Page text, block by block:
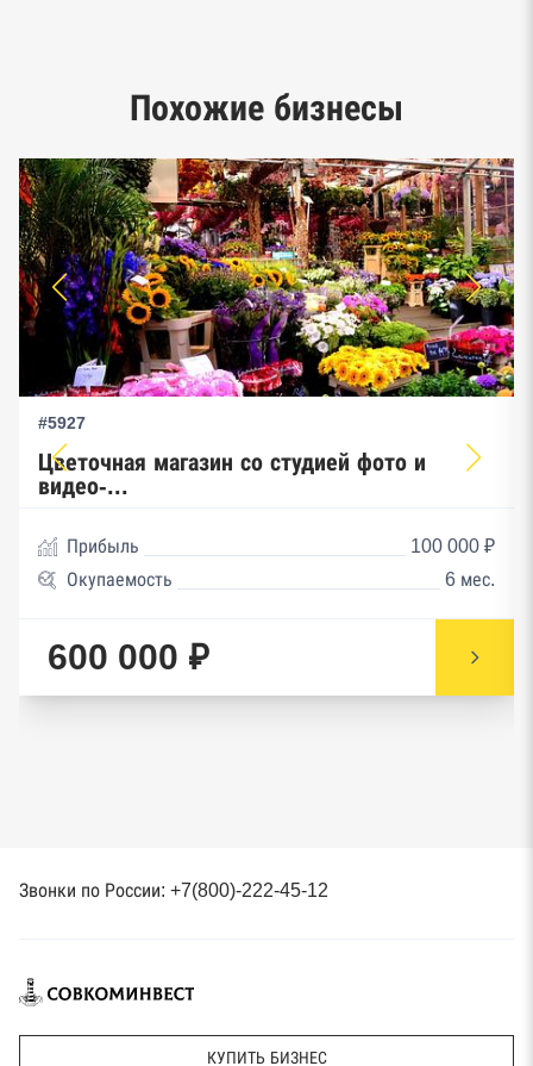
предпринимательства ФНС
Похожие бизнесы
#5927
Цветочная магазин со студией фото и
видео-...
Прибыль
100 000 ₽
Окупаемость
6 мес.
600 000 ₽
Звонки по России: +7(800)-222-45-12
КУПИТЬ БИЗНЕС